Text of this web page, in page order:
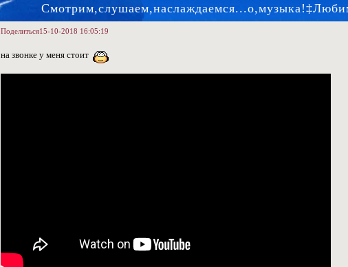
Поделиться15-10-2018 16:05:19
на звонке у меня стоит